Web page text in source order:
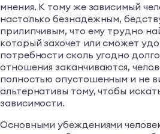
мнения. К тому же зависимый
настолько безнадежным,
прилипчивым, что ему трудно
который захочет или сможет
потребности сколь угодно
отношения заканчиваются,
полностью опустошенным и не
альтернативы тому, чтобы
зависимости.
Основными убеждениями